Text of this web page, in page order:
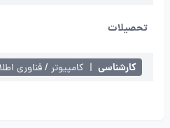
تحصیلات
کارشناسی | کامپیوتر / فناوری